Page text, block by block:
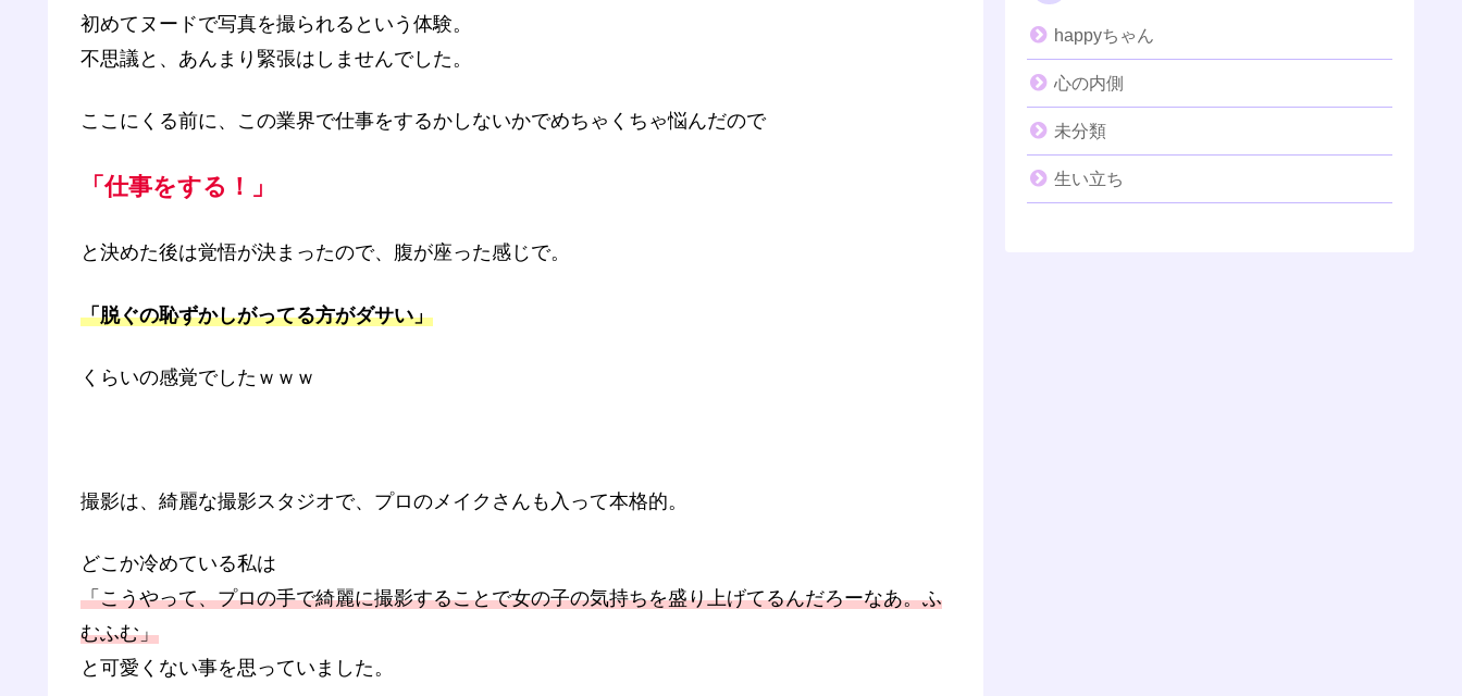
初めてヌードで写真を撮られるという体験。
不思議と、あんまり緊張はしませんでした。
ここにくる前に、この業界で仕事をするかしないかでめちゃくちゃ悩んだので
「仕事をする！」
と決めた後は覚悟が決まったので、腹が座った感じで。
「脱ぐの恥ずかしがってる方がダサい」
くらいの感覚でしたｗｗｗ
撮影は、綺麗な撮影スタジオで、プロのメイクさんも入って本格的。
どこか冷めている私は
「こうやって、プロの手で綺麗に撮影することで女の子の気持ちを盛り上げてるんだろーなあ。ふ
むふむ」
と可愛くない事を思っていました。
happyちゃん
心の内側
未分類
生い立ち